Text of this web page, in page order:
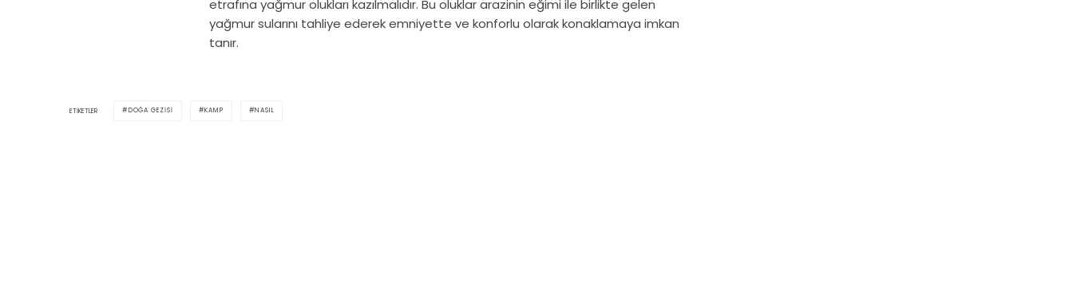
etrafına yağmur olukları kazılmalıdır. Bu oluklar arazinin eğimi ile birlikte gelen
yağmur sularını tahliye ederek emniyette ve konforlu olarak konaklamaya imkan
tanır.
ETIKETLER DOĞA GEZISI KAMP NASIL